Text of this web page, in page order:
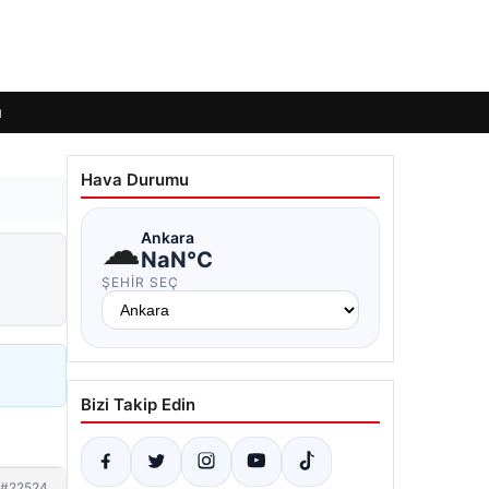
Hava Durumu
☁Ankara
NaN°C
ŞEHIR SEÇ
Bizi Takip Edin